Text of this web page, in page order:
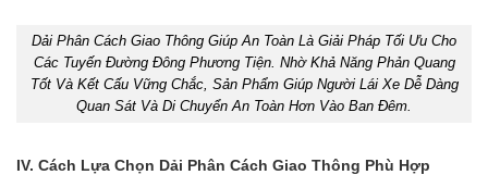
Dải Phân Cách Giao Thông Giúp An Toàn Là Giải Pháp Tối Ưu Cho
Các Tuyến Đường Đông Phương Tiện. Nhờ Khả Năng Phản Quang
Tốt Và Kết Cấu Vững Chắc, Sản Phẩm Giúp Người Lái Xe Dễ Dàng
Quan Sát Và Di Chuyển An Toàn Hơn Vào Ban Đêm.
IV. Cách Lựa Chọn Dải Phân Cách Giao Thông Phù Hợp